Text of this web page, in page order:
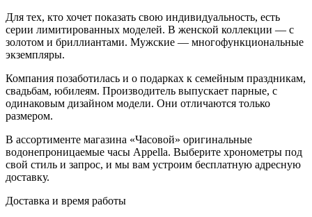
Для тех, кто хочет показать свою индивидуальность, есть
серии лимитированных моделей. В женской коллекции — с
золотом и бриллиантами. Мужские — многофункциональные
экземпляры.
Компания позаботилась и о подарках к семейным праздникам,
свадьбам, юбилеям. Производитель выпускает парные, с
одинаковым дизайном модели. Они отличаются только
размером.
В ассортименте магазина «Часовой» оригинальные
водонепроницаемые часы Appella. Выберите хронометры под
свой стиль и запрос, и мы вам устроим бесплатную адресную
доставку.
Доставка и время работы